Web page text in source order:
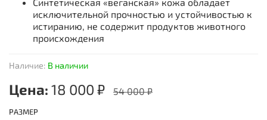
Наличие: В наличии
Цена: 18 000 ₽ 54 000 ₽
РАЗМЕР
исключительной прочностью и устойчивостью к
истиранию, не содержит продуктов животного
происхождения